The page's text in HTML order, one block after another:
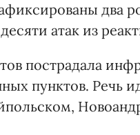
два
атак из
пострадала
пунктов. Речь